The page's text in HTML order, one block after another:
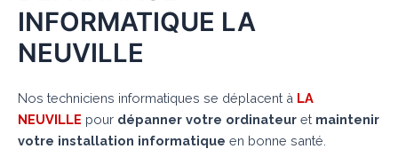
INFORMATIQUE LA
NEUVILLE
Nos techniciens informatiques se déplacent à LA
NEUVILLE pour dépanner votre ordinateur et maintenir
votre installation informatique en bonne santé.